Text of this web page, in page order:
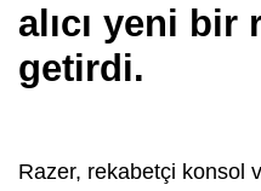
alıcı yeni bir
getirdi.
Razer, rekabetçi konsol